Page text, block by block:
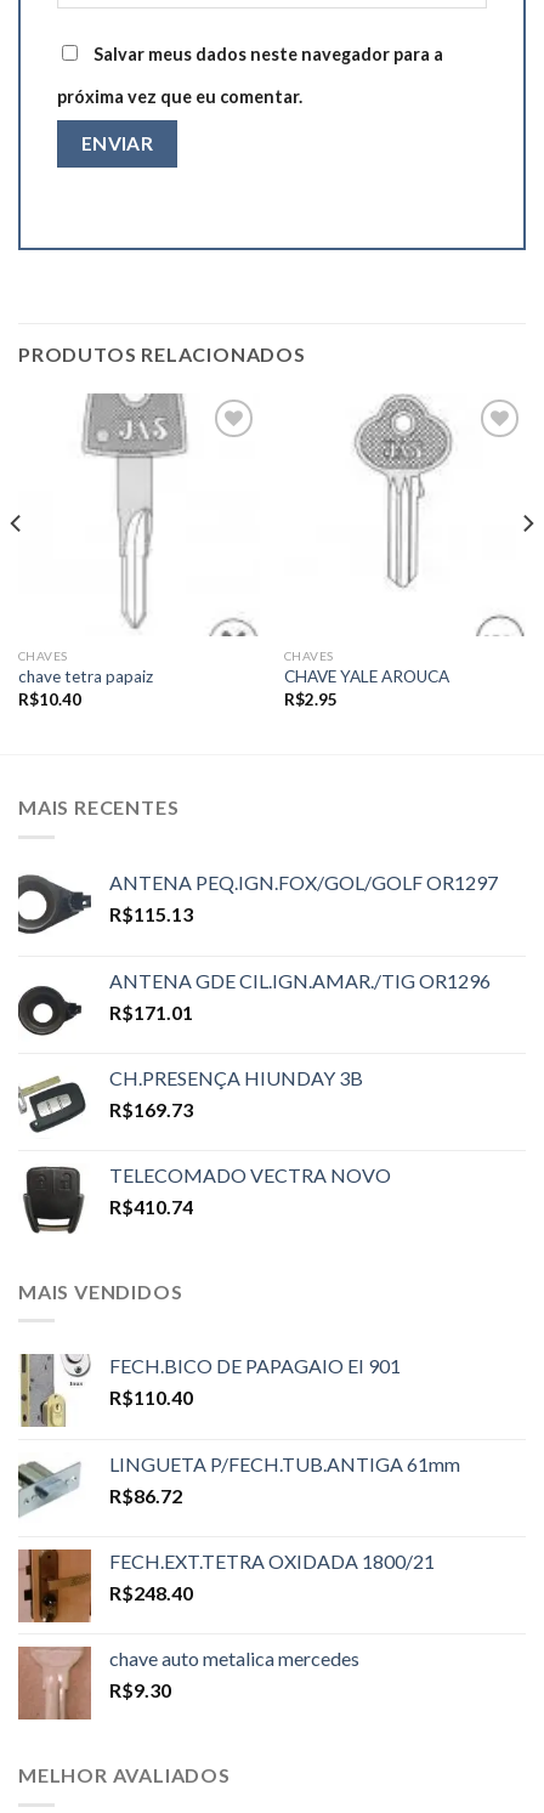
Salvar meus dados neste navegador para a
próxima vez que eu comentar.
PRODUTOS RELACIONADOS
CHAVES
chave tetra papaiz
R$10.40
CHAVES
CHAVE YALE AROUCA
R$2.95
MAIS RECENTES
ANTENA PEQ.IGN.FOX/GOL/GOLF OR1297
R$115.13
ANTENA GDE CIL.IGN.AMAR./TIG OR1296
R$171.01
CH.PRESENÇA HIUNDAY 3B
R$169.73
TELECOMADO VECTRA NOVO
R$410.74
MAIS VENDIDOS
FECH.BICO DE PAPAGAIO EI 901
R$110.40
LINGUETA P/FECH.TUB.ANTIGA 61mm
R$86.72
FECH.EXT.TETRA OXIDADA 1800/21
R$248.40
chave auto metalica mercedes
R$9.30
MELHOR AVALIADOS